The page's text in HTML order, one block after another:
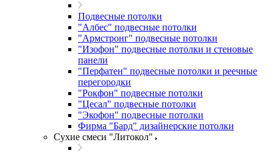
Подвесные потолки
"Албес" подвесные потолки
"Армстронг" подвесные потолки
"Изофон" подвесные потолки и стеновые
панели
"Перфатен" подвесные потолки и реечные
перегородки
"Рокфон" подвесные потолки
"Цесал" подвесные потолки
"Экофон" подвесные потолки
Фирма "Бард" дизайнерские потолки
Сухие смеси "Литокол"